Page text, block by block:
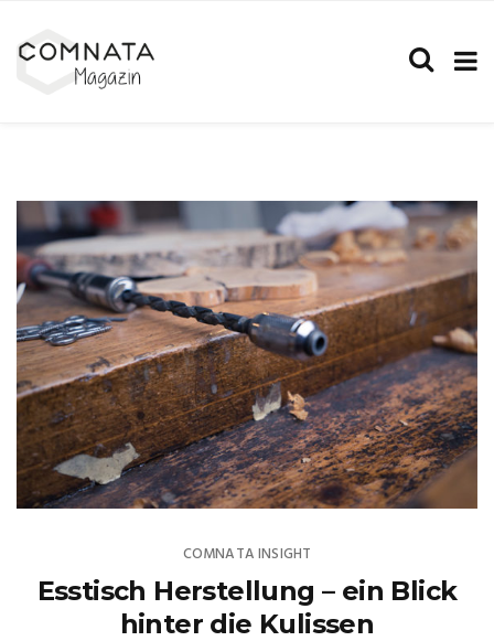
COMNATA INSIGHT
Esstisch Herstellung – ein Blick
hinter die Kulissen